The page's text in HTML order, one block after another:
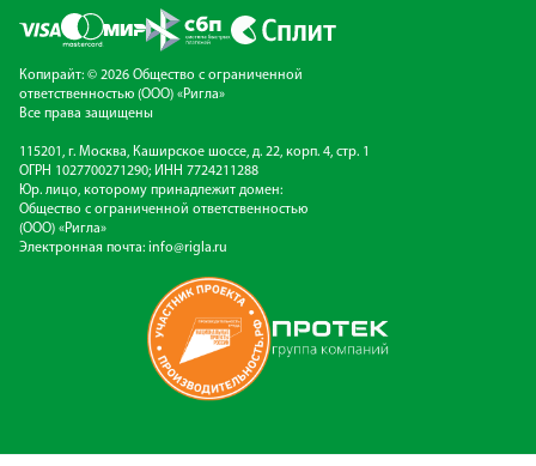
Копирайт: © 2026 Общество с ограниченной
ответственностью (ООО) «Ригла»
Все права защищены
115201, г. Москва, Каширское шоссе, д. 22, корп. 4, стр. 1
ОГРН 1027700271290; ИНН 7724211288
Юр. лицо, которому принадлежит домен:
Общество с ограниченной ответственностью
(ООО) «Ригла»
Электронная почта: info@rigla.ru